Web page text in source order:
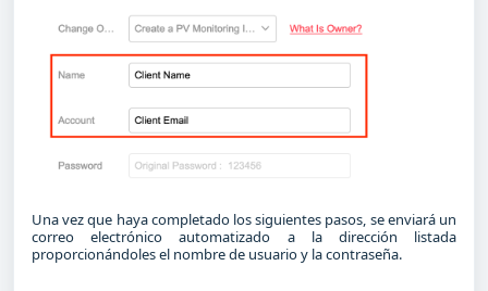
Una vez que haya completado los siguientes pasos, se enviará un
correo electrónico automatizado a la dirección listada
proporcionándoles el nombre de usuario y la contraseña.